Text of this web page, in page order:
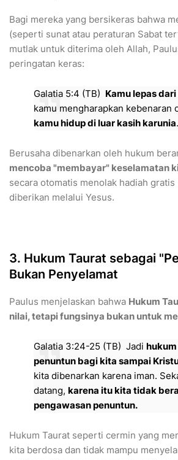
​Bagi mereka yang bersikeras bahwa
(seperti sunat atau peraturan Sabat
mutlak untuk diterima oleh Allah,
peringatan keras:
Galatia 5:4 (TB) Kamu lepas
kamu mengharapkan kebenaran
kamu hidup di luar kasih karunia.
​Berusaha dibenarkan oleh hukum
mencoba "membayar" keselamatan
secara otomatis menolak hadiah gratis
diberikan melalui Yesus.
​3. Hukum Taurat sebagai
Bukan Penyelamat
​Paulus menjelaskan bahwa Hukum
nilai, tetapi fungsinya bukan untuk
Galatia 3:24-25 (TB) Jadi
penuntun bagi kita sampai
kita dibenarkan karena iman.
datang, karena itu kita tidak
pengawasan penuntun.
​Hukum Taurat seperti cermin yang
kita berdosa dan tidak mampu